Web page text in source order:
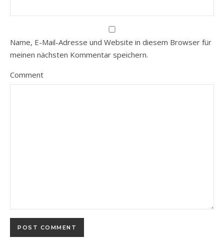
Name, E-Mail-Adresse und Website in diesem Browser für
meinen nächsten Kommentar speichern.
Comment